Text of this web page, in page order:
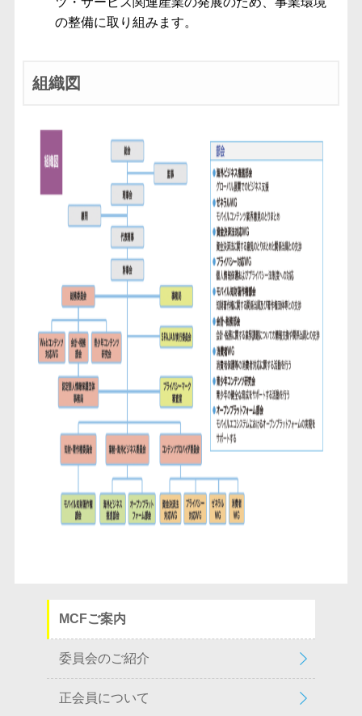
の整備に取り組みます。
組織図
MCFご案内
委員会のご紹介
正会員について